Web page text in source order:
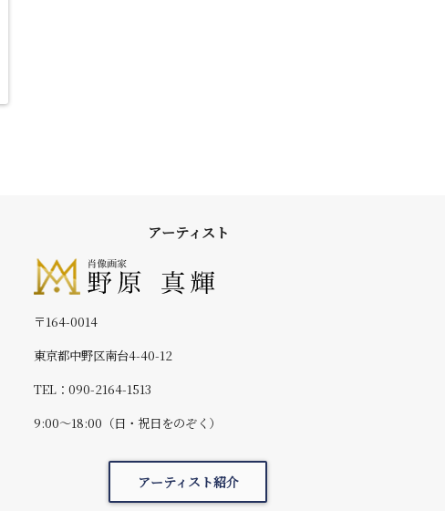
アーティスト
〒164-0014
東京都中野区南台4-40-12
TEL：090-2164-1513
9:00～18:00（日・祝日をのぞく）
アーティスト紹介